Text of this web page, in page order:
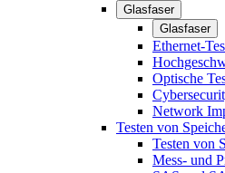
Glasfaser
Glasfaser
Ethernet-
Optische
Network
Testen von
Testen von
Mess- und